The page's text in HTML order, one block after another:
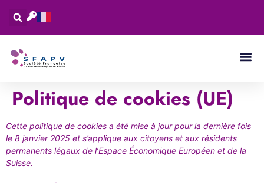
Politique de cookies (UE)
Cette politique de cookies a été mise à jour pour la dernière fois
le 8 janvier 2025 et s’applique aux citoyens et aux résidents
permanents légaux de l’Espace Économique Européen et de la
Suisse.